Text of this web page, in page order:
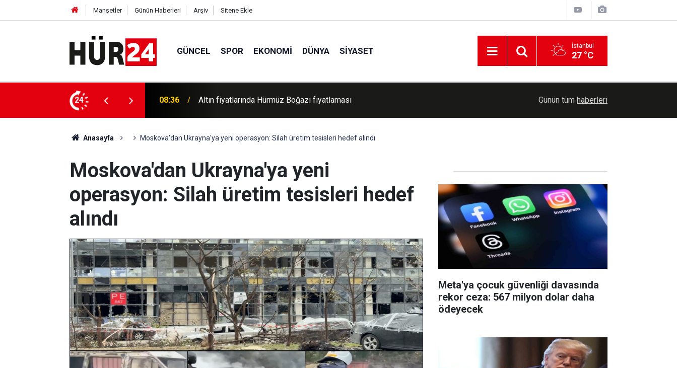
Manşetler Günün Haberleri Arşiv Sitene Ekle
GÜNCEL SPOR EKONOMI DÜNYA SIYASET İstanbul
27 °C
24 08:16
Kudüs'te temmuz bilançosu: İşgalciler 3 Filistinliyi şehit etti, Mescid-i Aksa'ya
rekor baskın düzenledi
Güneydoğu'da toz taşınımı bekleniyor
Günün tüm haberleri
Anasayfa Moskova'dan Ukrayna'ya yeni operasyon: Silah üretim tesisleri hedef alındı
Moskova'dan Ukrayna'ya yeni
operasyon: Silah üretim tesisleri hedef
alındı
Meta'ya çocuk güvenliği davasında
rekor ceza: 567 milyon dolar daha
ödeyecek